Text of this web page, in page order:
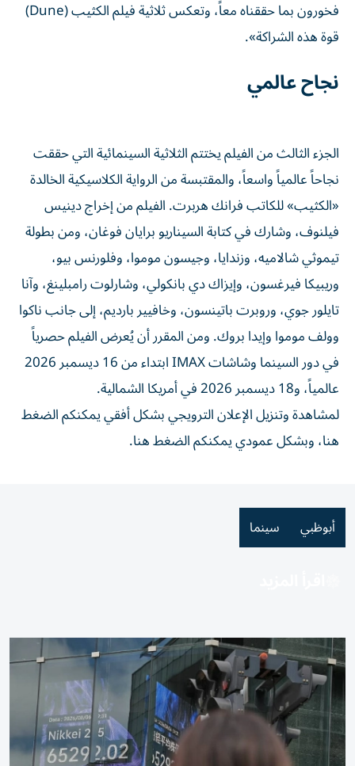
فخورون بما حققناه معاً، وتعكس ثلاثية فيلم الكثيب (Dune)
قوة هذه الشراكة».
نجاح عالمي
الجزء الثالث من الفيلم يختتم الثلاثية السينمائية التي حققت
نجاحاً عالمياً واسعاً، والمقتبسة من الرواية الكلاسيكية الخالدة
«الكثيب» للكاتب فرانك هربرت. الفيلم من إخراج دينيس
فيلنوف، وشارك في كتابة السيناريو برايان فوغان، ومن بطولة
تيموثي شالاميه، وزندايا، وجيسون موموا، وفلورنس بيو،
وريبيكا فيرغسون، وإيزاك دي بانكولي، وشارلوت رامبلينغ، وآنا
تايلور جوي، وروبرت باتينسون، وخافيير بارديم، إلى جانب ناكوا
وولف موموا وإيدا بروك. ومن المقرر أن يُعرض الفيلم حصرياً
في دور السينما وشاشات IMAX ابتداء من 16 ديسمبر 2026
عالمياً، و18 ديسمبر 2026 في أمريكا الشمالية.
لمشاهدة وتنزيل الإعلان الترويجي بشكل أفقي يمكنكم الضغط
هنا، وبشكل عمودي يمكنكم الضغط هنا.
أبوظبي سينما